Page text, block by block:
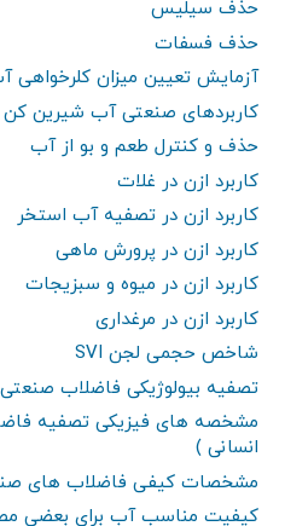
حذف سیلیس
حذف فسفات
آزمایش تعیین میزان کلرخواهی
کاربردهای صنعتی آب شیرین کن
حذف و کنترل طعم و بو از آب
کاربرد ازن در غلات
کاربرد ازن در تصفیه آب استخر
کاربرد ازن در پرورش ماهی
کاربرد ازن در میوه و سبزیجات
کاربرد ازن در مرغداری
شاخص حجمی لجن SVI
تصفیه بیولوژیکی فاضلاب صنعتی
مشخصه های فیزیکی تصفیه
انسانی )
مشخصات کیفی فاضلاب های
کیفیت مناسب آب برای بعضی